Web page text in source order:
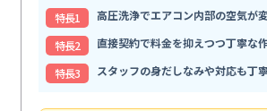
特⻑1
高圧洗浄でエアコン内部の空気が
特⻑2
直接契約で料金を抑えつつ丁寧な
特⻑3
スタッフの身だしなみや対応も丁